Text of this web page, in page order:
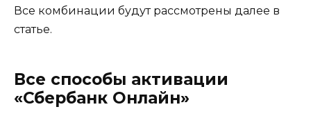
Все комбинации будут рассмотрены далее в
статье.
Все способы активации
«Сбербанк Онлайн»